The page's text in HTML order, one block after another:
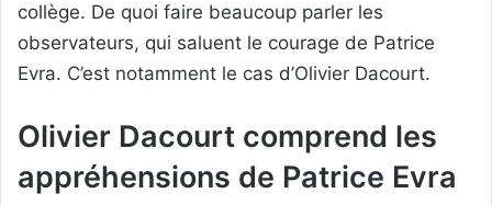
collège. De quoi faire beaucoup parler les
observateurs, qui saluent le courage de Patrice
Evra. C’est notamment le cas d’Olivier Dacourt.
Olivier Dacourt comprend les
appréhensions de Patrice Evra